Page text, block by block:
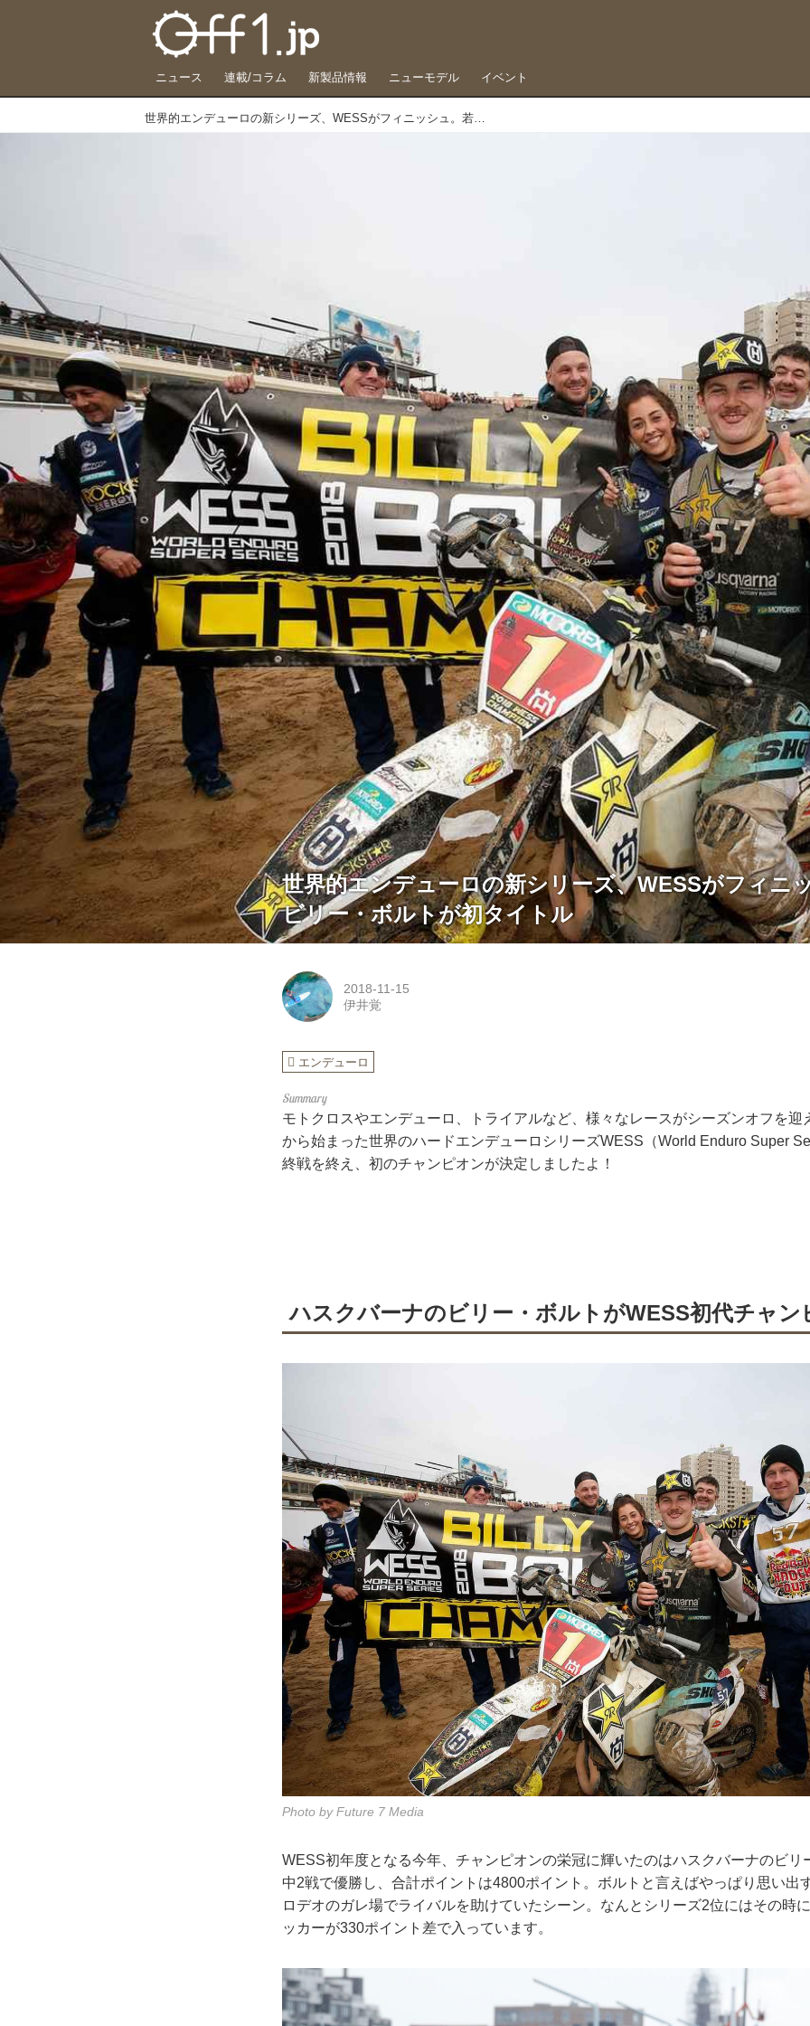
ニュース 連載/コラム 新製品情報 ニューモデル イベント
世界的エンデューロの新シリーズ、WESSがフィニッシュ。若手ビリー・ボルトが初タイトル
世界的エンデューロの新シリーズ、WESSがフィニ
ビリー・ボルトが初タイトル
2018-11-15
伊井覚
エンデューロ
モトクロスやエンデューロ、トライアルなど、様々なレースがシーズンオフを迎
から始まった世界のハードエンデューロシリーズWESS（World Enduro Super
終戦を終え、初のチャンピオンが決定しましたよ！
ハスクバーナのビリー・ボルトがWESS初代チャン
Photo by Future 7 Media
WESS初年度となる今年、チャンピオンの栄冠に輝いたのはハスクバーナのビリ
中2戦で優勝し、合計ポイントは4800ポイント。ボルトと言えばやっぱり思い出
ロデオのガレ場でライバルを助けていたシーン。なんとシリーズ2位にはその時
ッカーが330ポイント差で入っています。